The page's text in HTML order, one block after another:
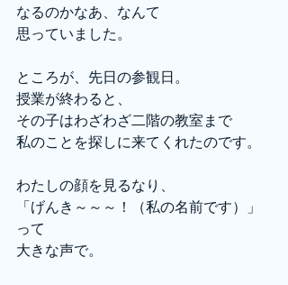
なるのかなあ、なんて
思っていました。
ところが、先日の参観日。
授業が終わると、
その子はわざわざ二階の教室まで
私のことを探しに来てくれたのです。
わたしの顔を見るなり、
「げんき～～～！（私の名前です）」
って
大きな声で。